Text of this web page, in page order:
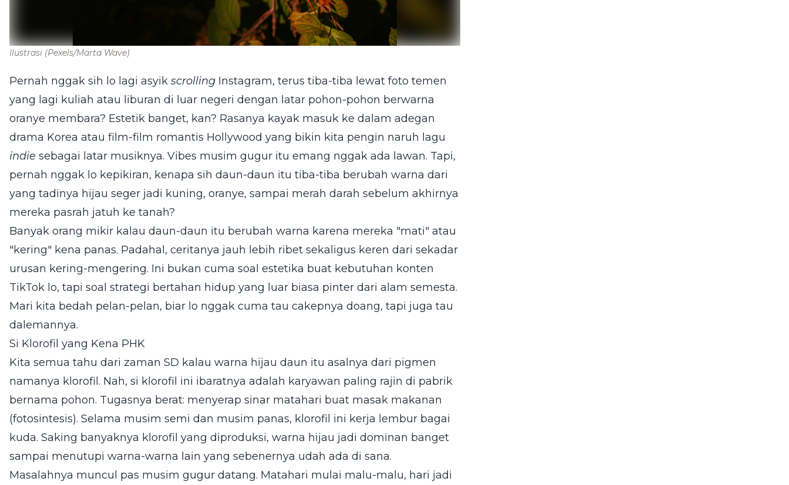
Ilustrasi (Pexels/Marta Wave)
Pernah nggak sih lo lagi asyik scrolling Instagram, terus tiba-tiba lewat foto temen
yang lagi kuliah atau liburan di luar negeri dengan latar pohon-pohon berwarna
oranye membara? Estetik banget, kan? Rasanya kayak masuk ke dalam adegan
drama Korea atau film-film romantis Hollywood yang bikin kita pengin naruh lagu
indie sebagai latar musiknya. Vibes musim gugur itu emang nggak ada lawan. Tapi,
pernah nggak lo kepikiran, kenapa sih daun-daun itu tiba-tiba berubah warna dari
yang tadinya hijau seger jadi kuning, oranye, sampai merah darah sebelum akhirnya
mereka pasrah jatuh ke tanah?
Banyak orang mikir kalau daun-daun itu berubah warna karena mereka "mati" atau
"kering" kena panas. Padahal, ceritanya jauh lebih ribet sekaligus keren dari sekadar
urusan kering-mengering. Ini bukan cuma soal estetika buat kebutuhan konten
TikTok lo, tapi soal strategi bertahan hidup yang luar biasa pinter dari alam semesta.
Mari kita bedah pelan-pelan, biar lo nggak cuma tau cakepnya doang, tapi juga tau
dalemannya.
Si Klorofil yang Kena PHK
Kita semua tahu dari zaman SD kalau warna hijau daun itu asalnya dari pigmen
namanya klorofil. Nah, si klorofil ini ibaratnya adalah karyawan paling rajin di pabrik
bernama pohon. Tugasnya berat: menyerap sinar matahari buat masak makanan
(fotosintesis). Selama musim semi dan musim panas, klorofil ini kerja lembur bagai
kuda. Saking banyaknya klorofil yang diproduksi, warna hijau jadi dominan banget
sampai menutupi warna-warna lain yang sebenernya udah ada di sana.
Masalahnya muncul pas musim gugur datang. Matahari mulai malu-malu, hari jadi